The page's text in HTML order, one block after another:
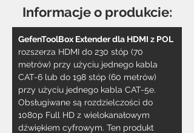
Informacje o produkcie:
GefenToolBox Extender dla HDMI z POL
rozszerza HDMI do 230 stóp (70
metrów) przy użyciu jednego kabla
CAT-6 lub do 198 stóp (60 metrów)
przy użyciu jednego kabla CAT-5e.
Obsługiwane są rozdzielczości do
1080p Full HD z wielokanałowym
dźwiękiem cyfrowym. Ten produkt